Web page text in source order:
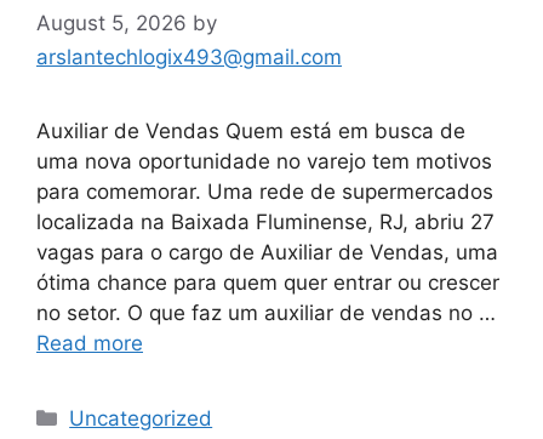
August 5, 2026 by
arslantechlogix493@gmail.com
Auxiliar de Vendas Quem está em busca de
uma nova oportunidade no varejo tem motivos
para comemorar. Uma rede de supermercados
localizada na Baixada Fluminense, RJ, abriu 27
vagas para o cargo de Auxiliar de Vendas, uma
ótima chance para quem quer entrar ou crescer
no setor. O que faz um auxiliar de vendas no …
Read more
Categories
Uncategorized